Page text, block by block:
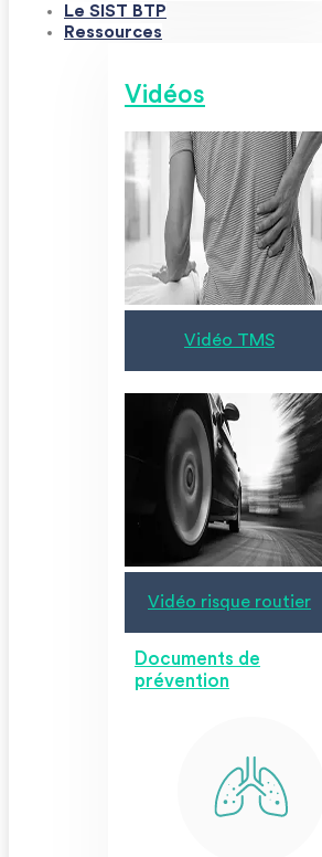
Le SIST BTP
Ressources
Vidéos
Vidéo TMS
Vidéo risque routier
Documents de
prévention